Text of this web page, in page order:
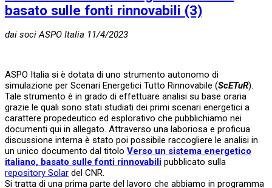
basato sulle fonti rinnovabili (3)
dai soci ASPO Italia 11/4/2023
ASPO Italia si è dotata di uno strumento autonomo di
simulazione per Scenari Energetici Tutto Rinnovabile (ScETuR).
Tale strumento è in grado di effettuare analisi su base oraria
grazie le quali sono stati studiati dei primi scenari energetici a
carattere propedeutico ed esplorativo che pubblichiamo nei
documenti qui in allegato. Attraverso una laboriosa e proficua
discussione interna è stato poi possibile raccogliere le analisi in
un unico documento dal titolo Verso un sistema energetico
italiano, basato sulle fonti rinnovabili pubblicato sulla
repository Solar del CNR.
Si tratta di una prima parte del lavoro che abbiamo in programma